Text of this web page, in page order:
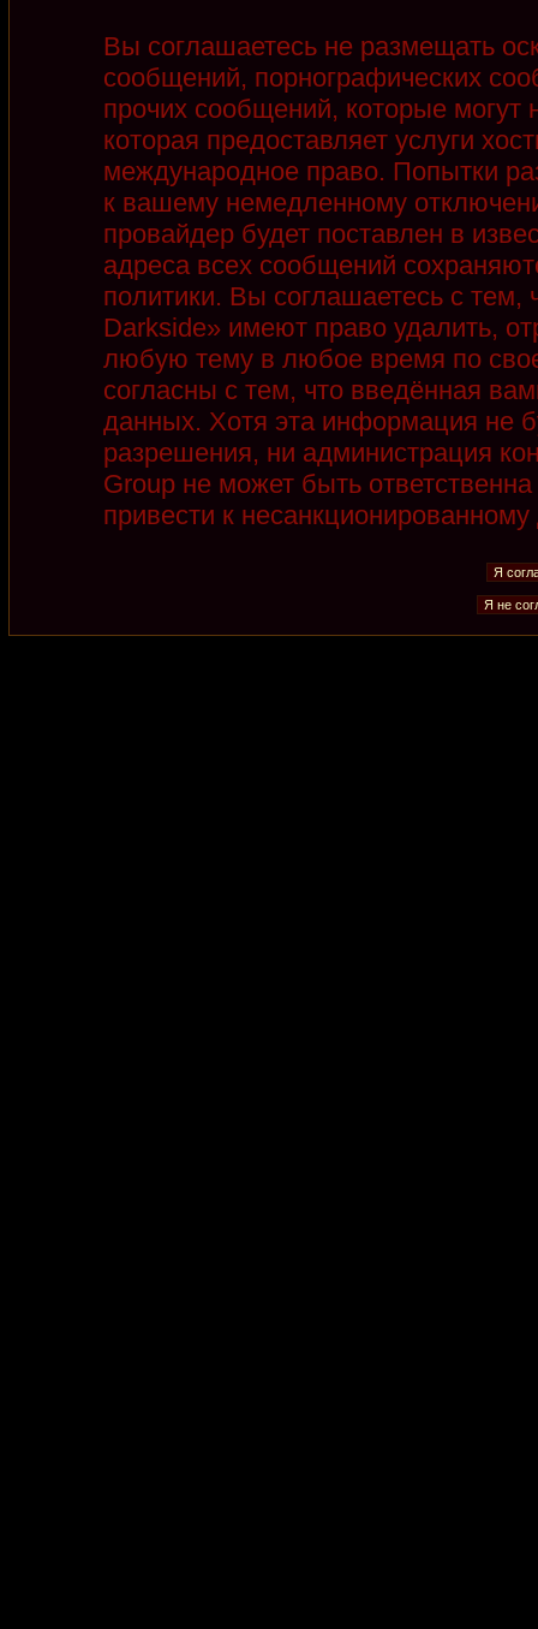
Вы соглашаетесь не размещать
сообщений, порнографических
прочих сообщений, которые
которая предоставляет услуги
международное право. Попытки
к вашему немедленному
провайдер будет поставлен в
адреса всех сообщений
политики. Вы соглашаетесь с
Darkside» имеют право удалить,
любую тему в любое время по
согласны с тем, что введённая
данных. Хотя эта информация не
разрешения, ни администрация
Group не может быть
привести к несанкционированному